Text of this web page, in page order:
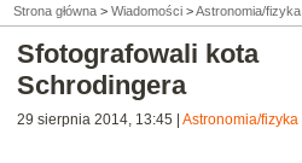
Strona główna > Wiadomości >Astronomia/fizyka
Sfotografowali kota
Schrodingera
29 sierpnia 2014, 13:45 Astronomia/fizyka